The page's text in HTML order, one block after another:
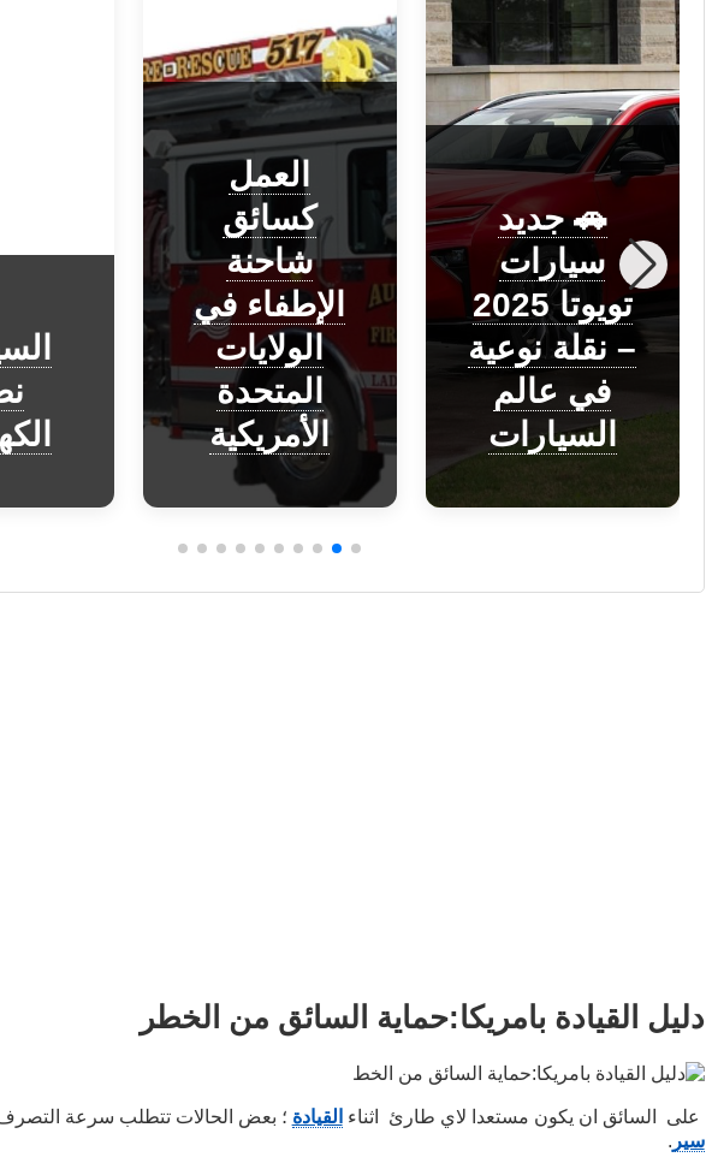
🚗 جديد
سيارات
تويوتا 2025
– نقلة نوعية
في عالم
السيارات
العمل
كسائق
شاحنة
الإطفاء في
الولايات
المتحدة
الأمريكية
دليل القيادة بامريكا:حماية السائق من الخطر
على السائق ان يكون مستعدا لاي طارئ اثناء القيادة ؛ بعض الحالات تتطلب سرعة
سير .